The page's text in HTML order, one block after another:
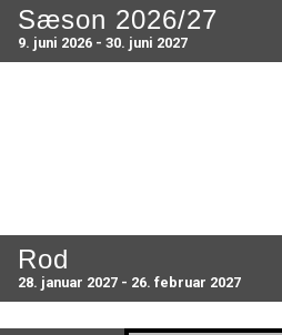
Sæson 2026/27
9. juni 2026 - 30. juni 2027
Rod
28. januar 2027 - 26. februar 2027